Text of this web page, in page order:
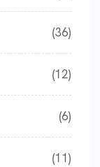
(36)
(12)
(6)
(11)